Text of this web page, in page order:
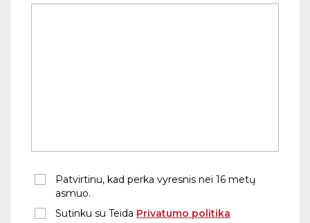
Patvirtinu, kad perka vyresnis nei 16 metų
asmuo.
Sutinku su Teida Privatumo politika